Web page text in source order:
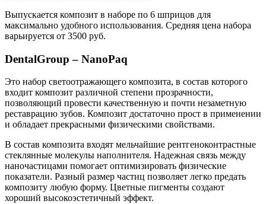
Выпускается композит в наборе по 6 шприцов для
максимально удобного использования. Средняя цена набора
варьируется от 3500 руб.
DentalGroup – NanoPaq
Это набор светоотражающего композита, в состав которого
входит композит различной степени прозрачности,
позволяющий провести качественную и почти незаметную
реставрацию зубов. Композит достаточно прост в применении
и обладает прекрасными физическими свойствами.
В состав композита входят мельчайшие рентгеноконтрастные
стеклянные молекулы наполнителя. Надежная связь между
наночастицами помогает оптимизировать физические
показатели. Разный размер частиц позволяет легко предать
композиту любую форму. Цветные пигменты создают
хороший высокоэстетичный эффект.